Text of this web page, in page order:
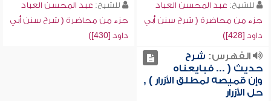
للشيخ: عبد المحسن العباد
جزء من محاضرة ( شرح سنن أبي
داود [428])
للشيخ: عبد المحسن العباد
جزء من محاضرة ( شرح سنن أبي
داود [430])
الفهرس: شرح
حديث ( ... فبايعناه
وإن قميصه لمطلق الأزرار ) ,
حل الأزرار